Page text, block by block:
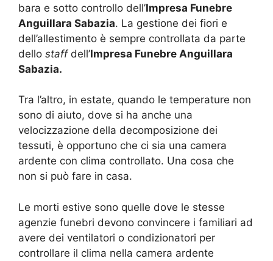
bara e sotto controllo dell’Impresa Funebre
Anguillara Sabazia. La gestione dei fiori e
dell’allestimento è sempre controllata da parte
dello staffdell’Impresa Funebre Anguillara
Sabazia.
Tra l’altro, in estate, quando le temperature non
sono di aiuto, dove si ha anche una
velocizzazione della decomposizione dei
tessuti, è opportuno che ci sia una camera
ardente con clima controllato. Una cosa che
non si può fare in casa.
Le morti estive sono quelle dove le stesse
agenzie funebri devono convincere i familiari ad
avere dei ventilatori o condizionatori per
controllare il clima nella camera ardente